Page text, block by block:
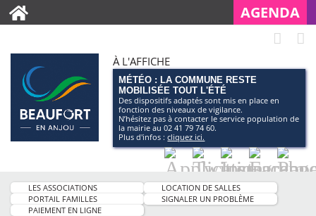
AGENDA
À L'AFFICHE
MÉTÉO : LA COMMUNE RESTE
MOBILISÉE TOUT L'ÉTÉ
Des dispositifs adaptés sont mis en place en
fonction des niveaux de vigilance.
N’hésitez pas à contacter le service population de
la mairie au 02 41 79 74 60.
Plus d'infos :cliquez ici.
Application
smartphone
de
Twitter
Instagram
LES ASSOCIATIONS
LOCATION DE SALLES
PORTAIL FAMILLES
SIGNALER UN PROBLÈME
PAIEMENT EN LIGNE